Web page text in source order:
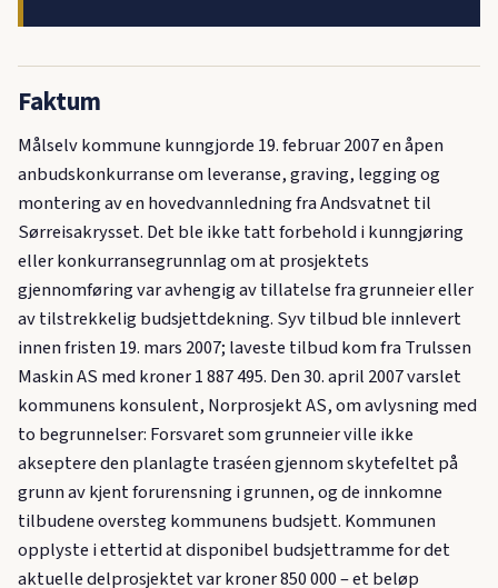
Faktum
Målselv kommune kunngjorde 19. februar 2007 en åpen
anbudskonkurranse om leveranse, graving, legging og
montering av en hovedvannledning fra Andsvatnet til
Sørreisakrysset. Det ble ikke tatt forbehold i kunngjøring
eller konkurransegrunnlag om at prosjektets
gjennomføring var avhengig av tillatelse fra grunneier eller
av tilstrekkelig budsjettdekning. Syv tilbud ble innlevert
innen fristen 19. mars 2007; laveste tilbud kom fra Trulssen
Maskin AS med kroner 1 887 495. Den 30. april 2007 varslet
kommunens konsulent, Norprosjekt AS, om avlysning med
to begrunnelser: Forsvaret som grunneier ville ikke
akseptere den planlagte traséen gjennom skytefeltet på
grunn av kjent forurensning i grunnen, og de innkomne
tilbudene oversteg kommunens budsjett. Kommunen
opplyste i ettertid at disponibel budsjettramme for det
aktuelle delprosjektet var kroner 850 000 – et beløp